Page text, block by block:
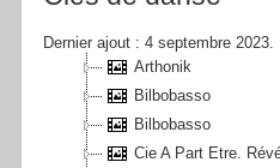
Dernier ajout : 4 septembre 2023.
Arthonik
Bilbobasso
Bilbobasso
Cie A Part Etre.